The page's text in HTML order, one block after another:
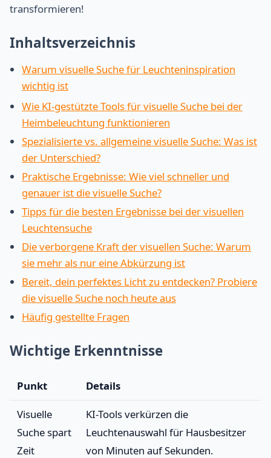
transformieren!
Inhaltsverzeichnis
Warum visuelle Suche für Leuchteninspiration
wichtig ist
Wie KI-gestützte Tools für visuelle Suche bei der
Heimbeleuchtung funktionieren
Spezialisierte vs. allgemeine visuelle Suche: Was ist
der Unterschied?
Praktische Ergebnisse: Wie viel schneller und
genauer ist die visuelle Suche?
Tipps für die besten Ergebnisse bei der visuellen
Leuchtensuche
Die verborgene Kraft der visuellen Suche: Warum
sie mehr als nur eine Abkürzung ist
Bereit, dein perfektes Licht zu entdecken? Probiere
die visuelle Suche noch heute aus
Häufig gestellte Fragen
Wichtige Erkenntnisse
Punkt Details
Visuelle
Suche spart
Zeit
KI-Tools verkürzen die
Leuchtenauswahl für Hausbesitzer
von Minuten auf Sekunden.